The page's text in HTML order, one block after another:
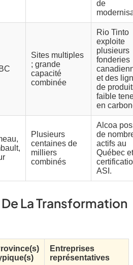
de
Sites multiples
; grande
capacité
combinée
Rio Tinto
exploite
plusieurs
fonderies
et des
de
faible
en
Plusieurs
centaines de
milliers
combinés
Alcoa
de
actifs au
Québec
ASI.
La Transformation
Entreprises
représentatives